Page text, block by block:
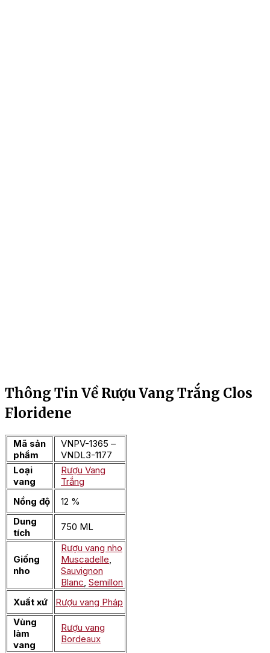
Thông Tin Về Rượu Vang Trắng Clos
Floridene
Mã sản
phẩm
VNPV-1365 –
VNDL3-1177
Loại
vang
Rượu Vang
Trắng
Nồng độ
12 %
Dung
tích
750 ML
Giống
nho
Rượu vang nho
Muscadelle
Sauvignon
Blanc Semillon
Xuất xứ
Rượu vang Pháp
Vùng
làm
vang
Rượu vang
Bordeaux